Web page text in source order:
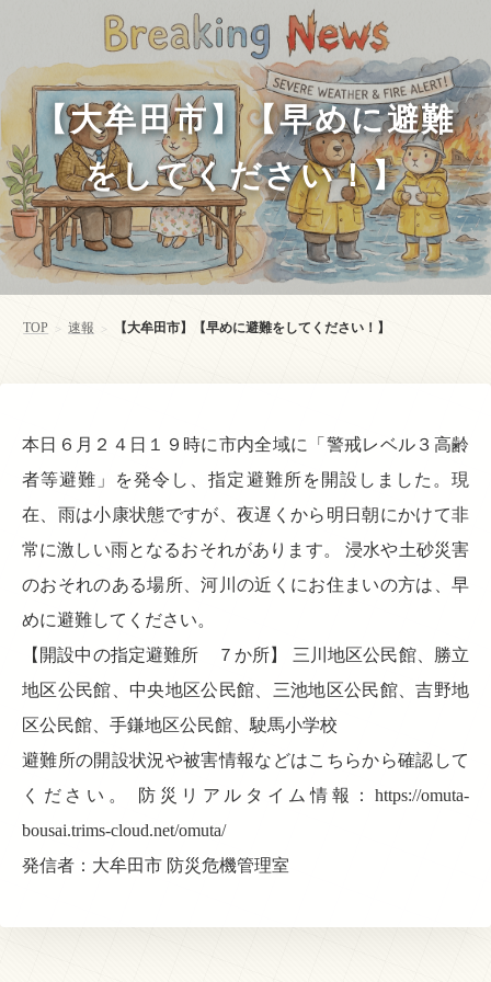
【大牟田市】【早めに避難
をしてください！】
TOP > 速報 > 【大牟田市】【早めに避難をしてください！】
本日６月２４日１９時に市内全域に「警戒レベル３高齢
者等避難」を発令し、指定避難所を開設しました。現
在、雨は小康状態ですが、夜遅くから明日朝にかけて非
常に激しい雨となるおそれがあります。 浸水や土砂災害
のおそれのある場所、河川の近くにお住まいの方は、早
めに避難してください。
【開設中の指定避難所 ７か所】 三川地区公民館、勝立
地区公民館、中央地区公民館、三池地区公民館、吉野地
区公民館、手鎌地区公民館、駛馬小学校
避難所の開設状況や被害情報などはこちらから確認して
ください。 防災リアルタイム情報：https://omuta-
bousai.trims-cloud.net/omuta/
発信者：大牟田市 防災危機管理室